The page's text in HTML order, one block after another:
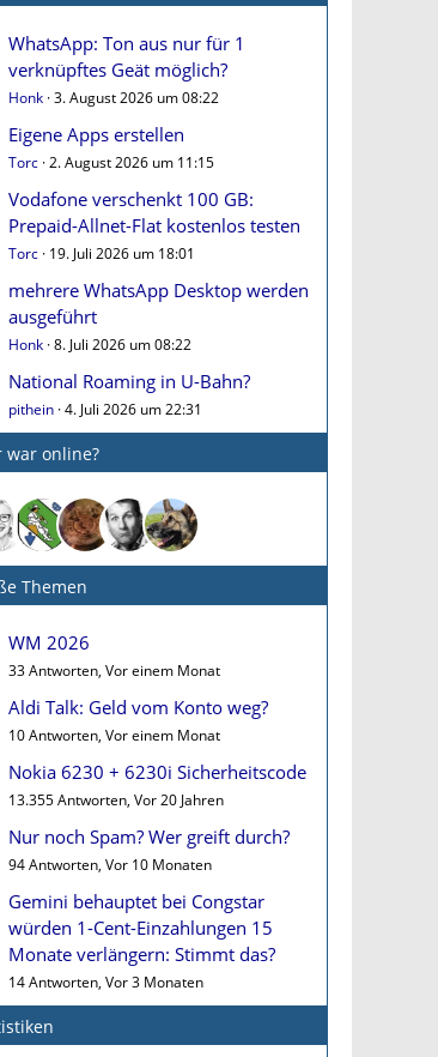
WhatsApp: Ton aus nur für 1
verknüpftes Geät möglich?
Honk 3. August 2026 um 08:22
Eigene Apps erstellen
Torc 2. August 2026 um 11:15
Vodafone verschenkt 100 GB:
Prepaid-Allnet-Flat kostenlos testen
Torc 19. Juli 2026 um 18:01
mehrere WhatsApp Desktop werden
ausgeführt
Honk 8. Juli 2026 um 08:22
National Roaming in U-Bahn?
pithein 4. Juli 2026 um 22:31
war online?
Themen
WM 2026
33 Antworten, Vor einem Monat
Aldi Talk: Geld vom Konto weg?
10 Antworten, Vor einem Monat
Nokia 6230 + 6230i Sicherheitscode
13.355 Antworten, Vor 20 Jahren
Nur noch Spam? Wer greift durch?
94 Antworten, Vor 10 Monaten
Gemini behauptet bei Congstar
würden 1-Cent-Einzahlungen 15
Monate verlängern: Stimmt das?
14 Antworten, Vor 3 Monaten